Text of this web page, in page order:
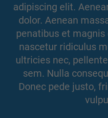
adipiscing elit.
dolor. Aenean
penatibus et
nascetur ridiculus
ultricies nec,
sem. Nulla
Donec pede justo,